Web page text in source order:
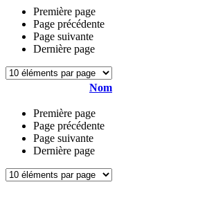
Première page
Page précédente
Page suivante
Dernière page
Nom
Première page
Page précédente
Page suivante
Dernière page